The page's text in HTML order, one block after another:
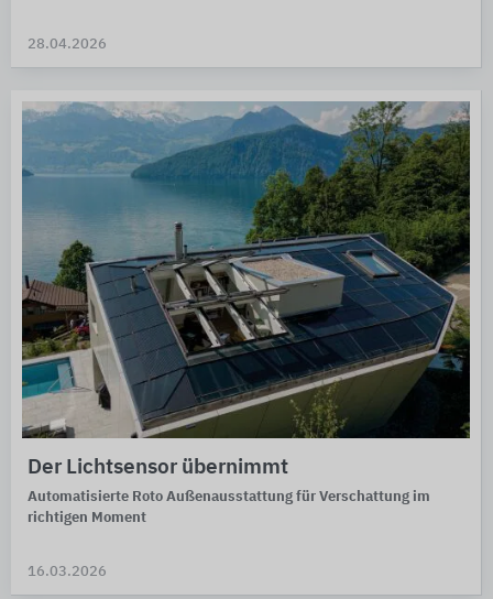
28.04.2026
Der Lichtsensor übernimmt
Automatisierte Roto Außenausstattung für Verschattung im
richtigen Moment
16.03.2026